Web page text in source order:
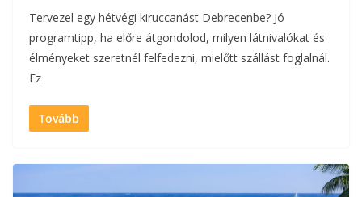
Tervezel egy hétvégi kiruccanást Debrecenbe? Jó
programtipp, ha előre átgondolod, milyen látnivalókat és
élményeket szeretnél felfedezni, mielőtt szállást foglalnál.
Ez
Tovább